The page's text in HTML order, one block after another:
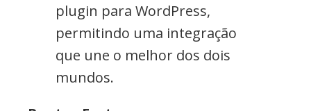
plugin para WordPress,
permitindo uma integração
que une o melhor dos dois
mundos.